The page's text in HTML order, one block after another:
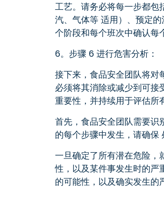
工艺。请务必将每一步都包
汽、气体等 适用）、预定
个阶段和每个班次中确认每
6。步骤 6 进行危害分析：
接下来，食品安全团队将对
必须将其消除或减少到可接
重要性，并持续用于评估所
首先，食品安全团队需要识
的每个步骤中发生，请确保
一旦确定了所有潜在危险，
性，以及某件事发生时的严
的可能性，以及确实发生的